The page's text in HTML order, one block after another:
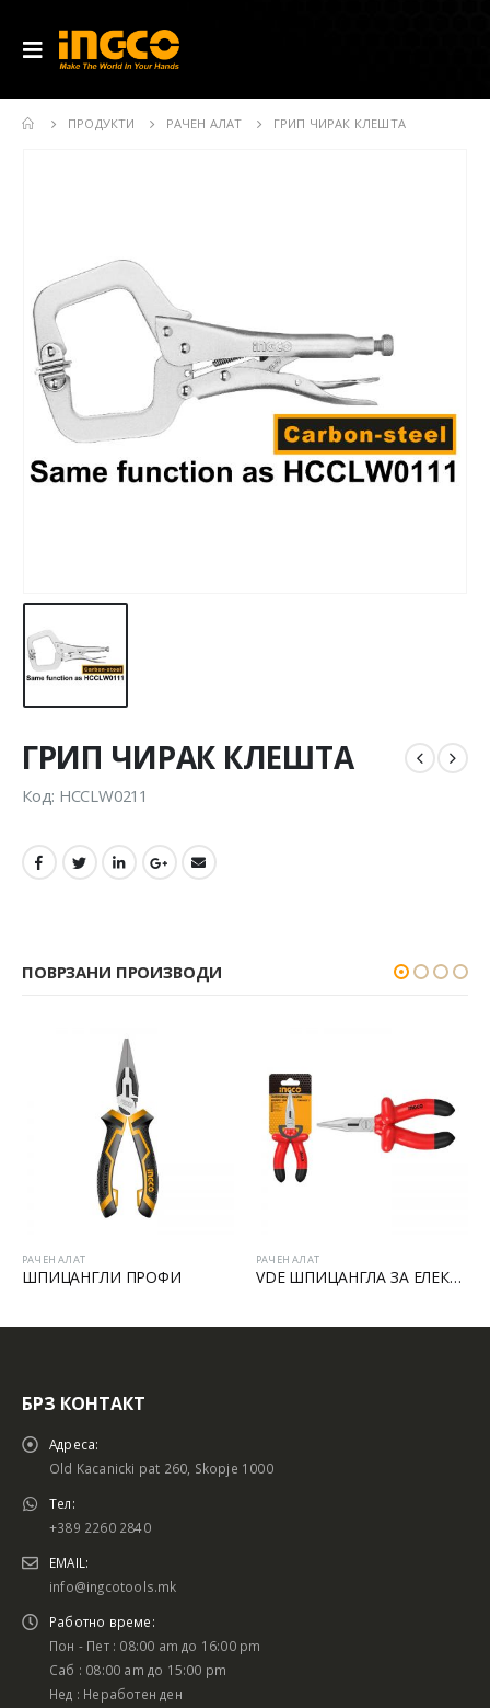
ПРОДУКТИ РАЧЕН АЛАТ ГРИП ЧИРАК КЛЕШТА
ГРИП ЧИРАК КЛЕШТА
Код: HCCLW0211
ПОВРЗАНИ ПРОИЗВОДИ
РАЧЕН АЛАТ
ШПИЦАНГЛИ ПРОФИ
РАЧЕН АЛАТ
VDE ШПИЦАНГЛА ЗА ЕЛЕКТРИЧАРИ
БРЗ КОНТАКТ
Адреса:
Old Kacanicki pat 260, Skopje 1000
Тел:
+389 2260 2840
EMAIL:
info@ingcotools.mk
Работно време:
Пон - Пет : 08:00 am до 16:00 pm
Саб : 08:00 am до 15:00 pm
Нед : Неработен ден